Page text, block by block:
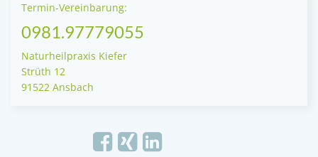
Termin-Vereinbarung:
0981.97779055
Naturheilpraxis Kiefer
Strüth 12
91522 Ansbach